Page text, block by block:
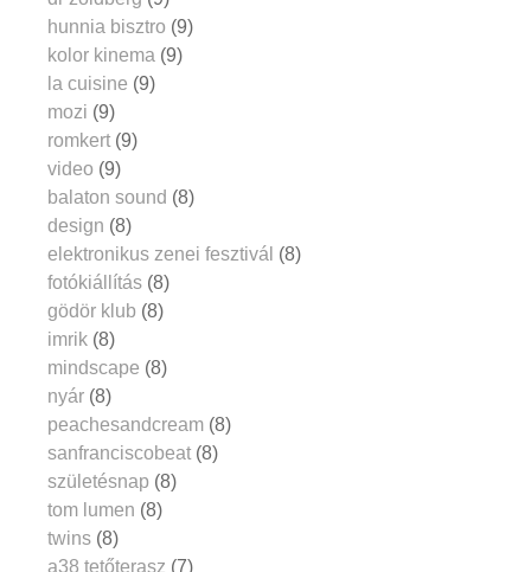
hunnia bisztro (9)
kolor kinema (9)
la cuisine (9)
mozi (9)
romkert (9)
video (9)
balaton sound (8)
design (8)
elektronikus zenei fesztivál (8)
fotókiállítás (8)
gödör klub (8)
imrik (8)
mindscape (8)
nyár (8)
peachesandcream (8)
sanfranciscobeat (8)
születésnap (8)
tom lumen (8)
twins (8)
a38 tetőterasz (7)